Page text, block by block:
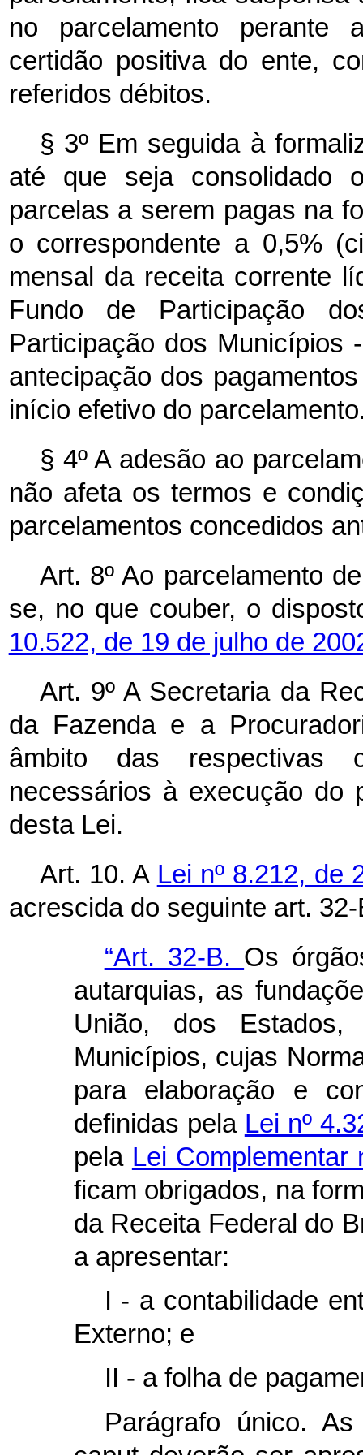
no parcelamento perante
certidão positiva do ente,
referidos débitos.
§ 3º Em seguida à
até que seja consolidado
parcelas a serem pagas na
o correspondente a 0,5%
mensal da receita corrente
Fundo de Participação
Participação dos Municípios
antecipação dos
início efetivo do
§ 4º A adesão ao
não afeta os termos e
parcelamentos concedidos
Art. 8º Ao parcelamento
se, no que couber, o
10.522, de 19 de julho de
Art. 9º A Secretaria da
da Fazenda e a
âmbito das respectivas
necessários à execução do
desta Lei.
Art. 10. A Lei nº 8.212, de
acrescida do seguinte art. 32-
“Art. 32-B. Os
autarquias, as
União, dos
Municípios, cujas
para elaboração e
definidas pela Lei nº
pela Lei Complementar
ficam obrigados, na
da Receita Federal do
a apresentar:
I - a contabilidade
Externo; e
II - a folha de
Parágrafo único.